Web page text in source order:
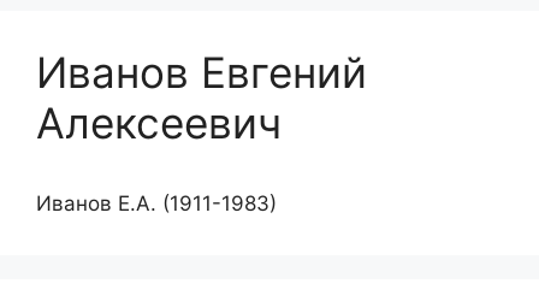
Иванов Евгений
Алексеевич
Иванов Е.А. (1911-1983)